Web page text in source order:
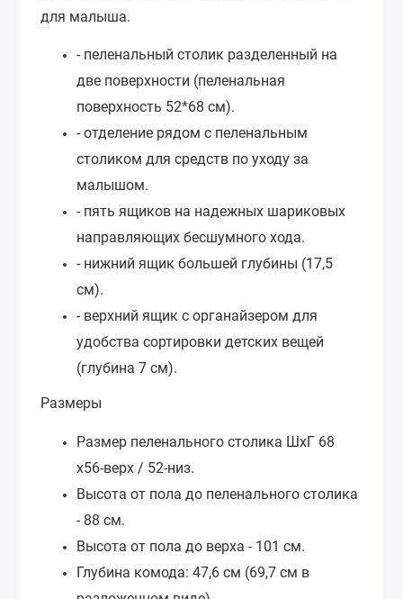
для малыша.
- пеленальный столик разделенный на
две поверхности (пеленальная
поверхность 52*68 см).
- отделение рядом с пеленальным
столиком для средств по уходу за
малышом.
- пять ящиков на надежных шариковых
направляющих бесшумного хода.
- нижний ящик большей глубины (17,5
см).
- верхний ящик с органайзером для
удобства сортировки детских вещей
(глубина 7 см).
Размеры
Размер пеленального столика ШхГ 68
х56-верх / 52-низ.
Высота от пола до пеленального столика
- 88 см.
Высота от пола до верха - 101 см.
Глубина комода: 47,6 см (69,7 см в